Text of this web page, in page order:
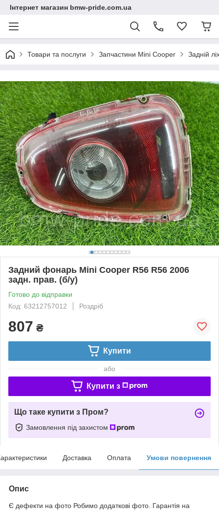
Інтернет магазин bmw-pride.com.ua
Товари та послуги Запчастини Mini Cooper Задній
Задний фонарь Mini Cooper R56 R56 2006
задн. прав. (б/у)
Готово до відправки
Код: 63212757012
Роздріб
807 ₴
Купити
або
Купити з
Що таке купити з Пром?
Замовлення під захистом
Доставка Оплата Умови повернення
Опис
Є дефекти на фото Робимо додаткові фото. Гарантія на